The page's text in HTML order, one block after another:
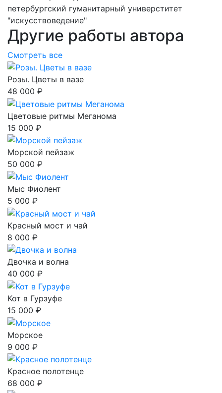
петербургский гуманитарный универститет
"искусствоведение"
Другие работы автора
Смотреть все
Розы. Цветы в вазе
48 000 ₽
Цветовые ритмы Меганома
15 000 ₽
Морской пейзаж
50 000 ₽
Мыс Фиолент
5 000 ₽
Красный мост и чай
8 000 ₽
Двочка и волна
40 000 ₽
Кот в Гурзуфе
15 000 ₽
Морское
9 000 ₽
Красное полотенце
68 000 ₽